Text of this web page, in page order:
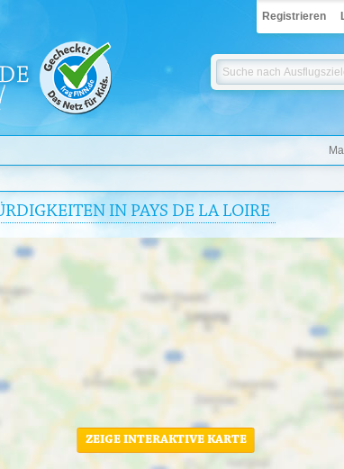
Registrieren
IN PAYS DE LA LOIRE
ZEIGE INTERAKTIVE KARTE